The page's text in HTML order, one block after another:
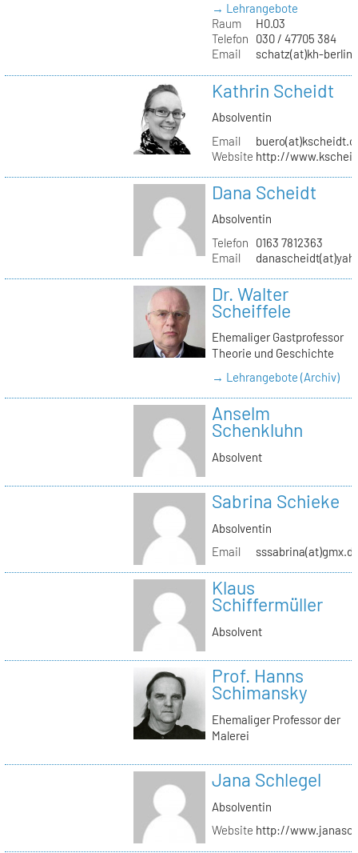
→ Lehrangebote
Raum
H0.03
Telefon
030 / 47705 384
Email
schatz(at)kh-
Kathrin Scheidt
Absolventin
Email
Website http://
Dana Scheidt
Absolventin
Telefon
0163 7812363
Email
Dr. Walter
Scheiffele
Ehemaliger Gastprofessor
Theorie und Geschichte
→ Lehrangebote (Archiv)
Anselm
Schenkluhn
Absolvent
Sabrina Schieke
Absolventin
Email
Klaus
Schiffermüller
Absolvent
Prof. Hanns
Schimansky
Ehemaliger Professor der
Malerei
Jana Schlegel
Absolventin
Website http://